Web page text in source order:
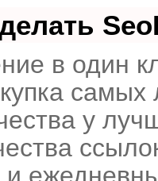
в один
у
и